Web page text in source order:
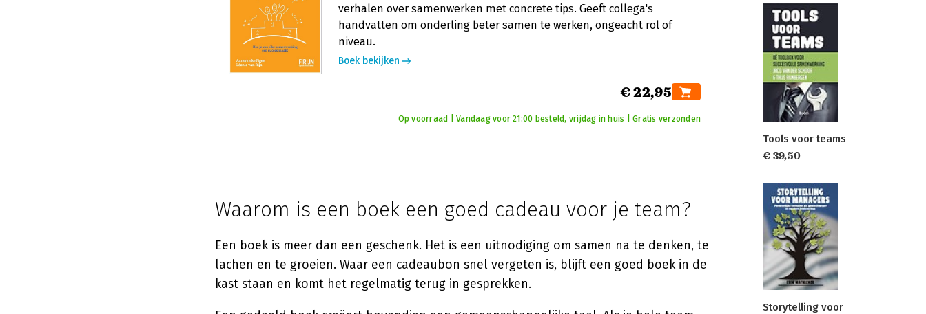
verhalen over samenwerken met concrete tips. Geeft collega's
handvatten om onderling beter samen te werken, ongeacht rol of
niveau.
Boek bekijken
€ 22,95
Op voorraad | Vandaag voor 21:00 besteld, vrijdag in huis | Gratis verzonden
Waarom is een boek een goed cadeau voor je team?
Een boek is meer dan een geschenk. Het is een uitnodiging om samen na te denken, te
lachen en te groeien. Waar een cadeaubon snel vergeten is, blijft een goed boek in de
kast staan en komt het regelmatig terug in gesprekken.
Tools voor teams
€ 39,50
Storytelling voor